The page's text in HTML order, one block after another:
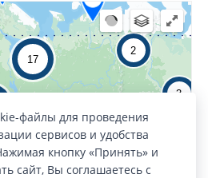
220
17
48
107
38
24
2
3
файлы для проведения
сервисов и удобства
кнопку «Принять» и
сайт, Вы соглашаетесь с